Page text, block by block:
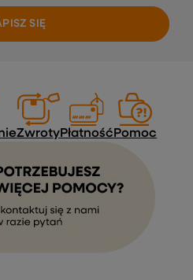
SIĘ
ZwrotyPłatnośćPomoc